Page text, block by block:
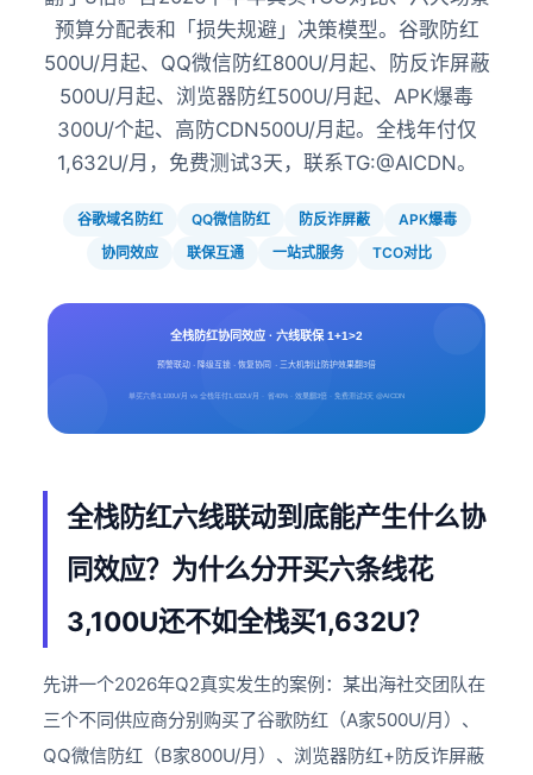
预算分配表和「损失规避」决策模型。谷歌防红
500U/月起、QQ微信防红800U/月起、防反诈屏蔽
500U/月起、浏览器防红500U/月起、APK爆毒
300U/个起、高防CDN500U/月起。全栈年付仅
1,632U/月，免费测试3天，联系TG:@AICDN。
谷歌域名防红 QQ微信防红 防反诈屏蔽
APK爆毒
协同效应
联保互通 一站式服务 TCO对比
全栈防红协同效应 · 六线联保 1+1>2
预警联动 · 降级互锁 · 恢复协同 · 三大机制让防护效果翻3倍
单买六条3,100U/月 vs 全栈年付1,632U/月 · 省40% · 效果翻3倍 · 免费测试3天 @AICDN
全栈防红六线联动到底能产生什么协
同效应？为什么分开买六条线花
3,100U还不如全栈买1,632U？
先讲一个2026年Q2真实发生的案例：某出海社交团队在
三个不同供应商分别购买了谷歌防红（A家500U/月）、
QQ微信防红（B家800U/月）、浏览器防红+防反诈屏蔽